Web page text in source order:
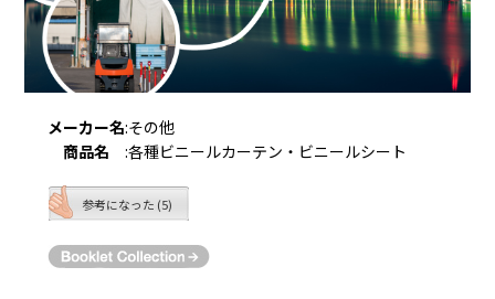
メーカー名:その他
商品名
:各種ビニールカーテン・ビニールシート
参考になった (5)